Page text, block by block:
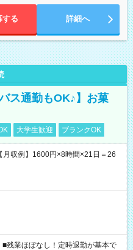
する 詳細へ
ス通勤もOK♪】お菓
大学生歓迎 ブランクOK
例】1600円×8時間×21日＝26
残業ほぼなし！定時退勤が基本で